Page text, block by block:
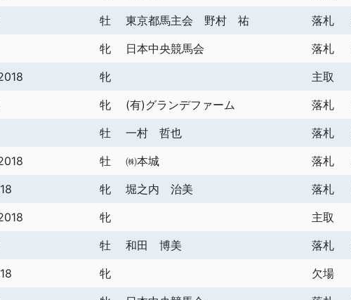
牡 東京都馬主会 野村 祐 落札
牝 日本中央競馬会 落札
牝 主取
牝 (有)グランデファーム 落札
牡 一村 哲也 落札
牡 ㈱本城 落札
牝 堀之内 治美 落札
牝 主取
牡 和田 博美 落札
牝 欠場